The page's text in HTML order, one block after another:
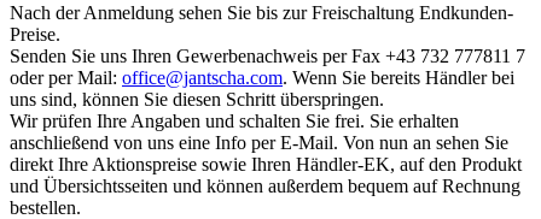
Nach der Anmeldung sehen Sie bis zur Freischaltung Endkunden-
Preise.
Senden Sie uns Ihren Gewerbenachweis per Fax +43 732 777811 7
oder per Mail: office@jantscha.com. Wenn Sie bereits Händler bei
uns sind, können Sie diesen Schritt überspringen.
Wir prüfen Ihre Angaben und schalten Sie frei. Sie erhalten
anschließend von uns eine Info per E-Mail. Von nun an sehen Sie
direkt Ihre Aktionspreise sowie Ihren Händler-EK, auf den Produkt
und Übersichtsseiten und können außerdem bequem auf Rechnung
bestellen.